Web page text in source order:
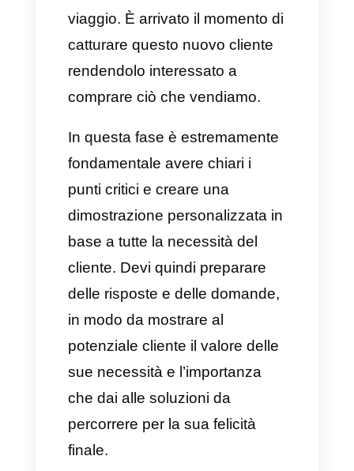
Esistono molti consigli che
potremmo darti per migliorare le
tue vendite SaaS, così come
per le strategie e i modelli di
business da applicare per
raggiungere un mercato ancora
più vasto. Tuttavia, abbiamo
deciso di focalizzarci su quelli
che consideriamoi 5 migliori
consigli per le vendite SaaS
1) Concentrati sulla
risoluzione dei problemi e
non sulla funzionalità